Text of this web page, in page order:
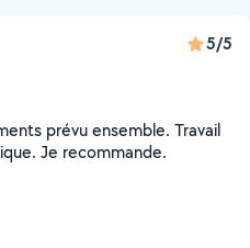
5/5
prévu ensemble. Travail
Je recommande.